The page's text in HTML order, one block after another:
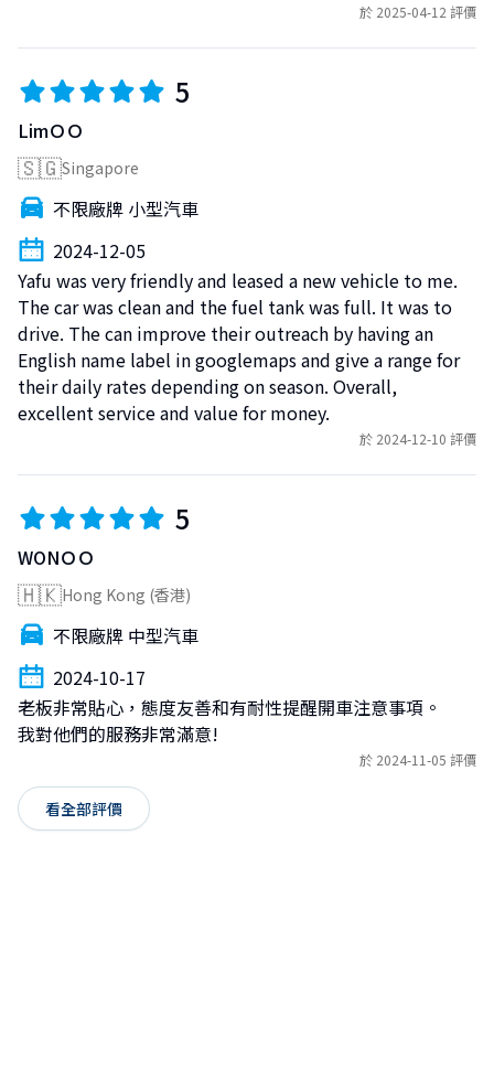
於 2025-04-12 評價
5
LimＯＯ
🇸🇬Singapore
不限廠牌 小型汽車
2024-12-05
Yafu was very friendly and leased a new vehicle to me.
The car was clean and the fuel tank was full. It was to
drive. The can improve their outreach by having an
English name label in googlemaps and give a range for
their daily rates depending on season. Overall,
excellent service and value for money.
於 2024-12-10 評價
5
WONＯＯ
🇭🇰Hong Kong (香港)
不限廠牌 中型汽車
2024-10-17
老板非常貼心，態度友善和有耐性提醒開車注意事項。
我對他們的服務非常滿意!
於 2024-11-05 評價
看全部評價